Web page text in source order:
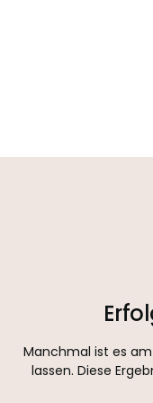
Manchmal ist es
lassen. Diese